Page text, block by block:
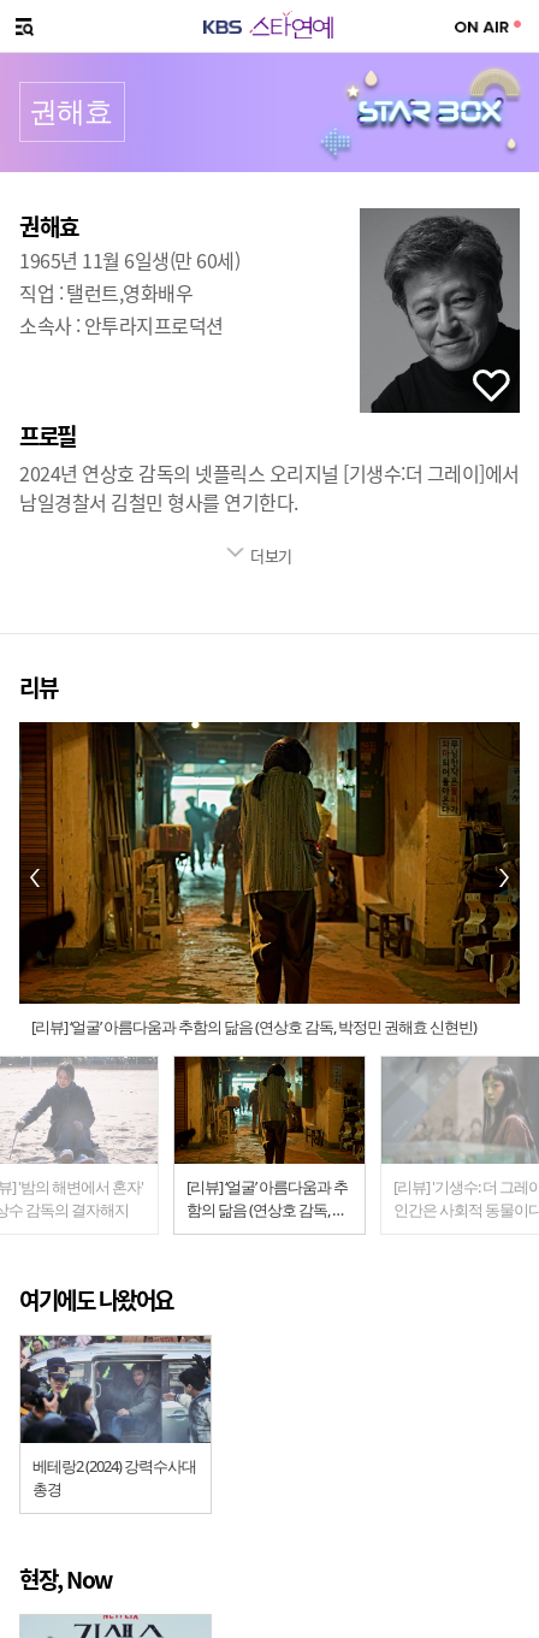
메뉴 열기
권해효
프로필
권해효
1965년 11월 6일생(만 60세)
직업 :탤런트,영화배우
소속사 : 안투라지프로덕션
프로필
2024년 연상호 감독의 넷플릭스 오리지널 [기생수:더 그레이]에서
남일경찰서 김철민 형사를 연기한다.
더보기
리뷰
[리뷰] ‘얼굴’ 아름다움과 추함의 닮음 (연상호 감독, 박정민 권해효 신현빈)
서 혼자'
수 감독의 결자해지
[리뷰] ‘얼굴’ 아름다움과 추
함의 닮음 (연상호 감독, 박
정민 권해효 신현빈)
[리뷰] '기생수: 더 그레
인간은 사회적 동물이
여기에도 나왔어요
베테랑2 (2024) 강력수사대
총경
현장, Now